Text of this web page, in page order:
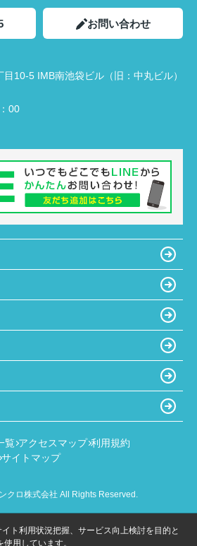
お問い合わせ
10-5 IMB南池袋ビル（旧：中丸ビル）
00
覧 アクセスマップ 利用規約
サイトマップ
クロ株式会社 All Rights Reserved.
ト利用状況把握、サービス向上検討を目的と
用しています。